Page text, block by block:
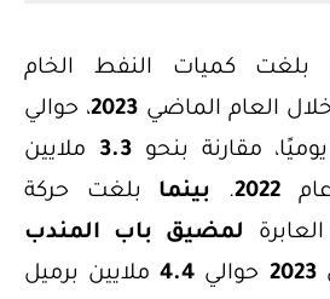
كميات النفط الخام
العام الماضي2023، حوالي
مقارنة بنحو 3.3ملايين
2022
. بينمابلغت حركة
لمضيق باب المندب
2023حوالي4.4ملايين برميل